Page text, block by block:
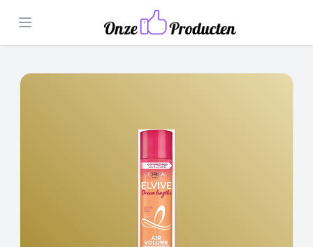
Open menu